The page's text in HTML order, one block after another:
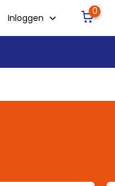
Inloggen
0